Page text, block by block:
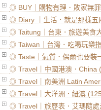
◎ BUY｜購物有理．敗家無
◎ Diary ｜生活．就是那樣五
◎ Taitung｜台東．旅遊美食
◎ Taiwan｜台灣．吃喝玩樂
◎ Taste｜氣質．偶爾也要裝
◎ Travel｜中國港澳．China
◎ Travel｜南美洲 Latin
◎ Travel｜大洋洲．紐澳
◎ Travel｜旅歷表．艾瑪隨處